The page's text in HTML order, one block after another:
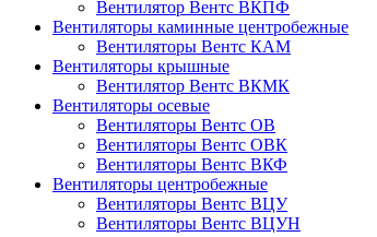
Вентилятор Вентс ВКПФ
Вентиляторы каминные центробежные
Вентиляторы Вентс КАМ
Вентиляторы крышные
Вентилятор Вентс ВКМК
Вентиляторы осевые
Вентиляторы Вентс ОВ
Вентиляторы Вентс ОВК
Вентиляторы Вентс ВКФ
Вентиляторы центробежные
Вентиляторы Вентс ВЦУ
Вентиляторы Вентс ВЦУН